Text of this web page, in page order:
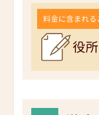
料金に含まれる
役